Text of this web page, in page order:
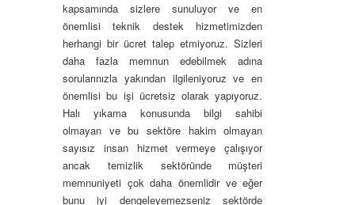
kapsamında sizlere sunuluyor ve en
önemlisi teknik destek hizmetimizden
herhangi bir ücret talep etmiyoruz. Sizleri
daha fazla memnun edebilmek adına
sorularınızla yakından ilgileniyoruz ve en
önemlisi bu işi ücretsiz olarak yapıyoruz.
Halı yıkama konusunda bilgi sahibi
olmayan ve bu sektöre hakim olmayan
sayısız insan hizmet vermeye çalışıyor
ancak temizlik sektöründe müşteri
memnuniyeti çok daha önemlidir ve eğer
bunu iyi dengeleyemezseniz sektörde